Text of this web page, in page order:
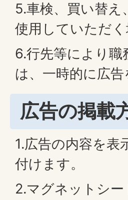
5.車検、買い替
使用していただ
6.行先等により
は、一時的に広
広告の掲載
1.広告の内容を
付けます。
2.マグネットシ